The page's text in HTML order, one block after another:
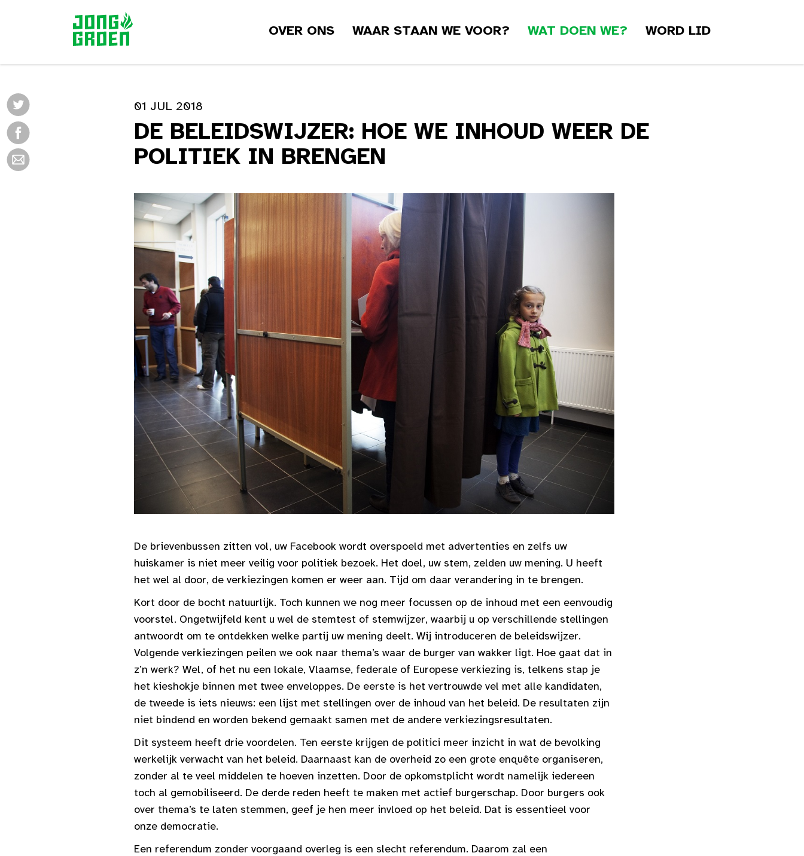
OVER ONS WAAR STAAN WE VOOR? WAT DOEN WE? WORD LID
01 JUL 2018
DE BELEIDSWIJZER: HOE WE INHOUD WEER DE
POLITIEK IN BRENGEN
De brievenbussen zitten vol, uw Facebook wordt overspoeld met advertenties en zelfs uw
huiskamer is niet meer veilig voor politiek bezoek. Het doel, uw stem, zelden uw mening. U heeft
het wel al door, de verkiezingen komen er weer aan. Tijd om daar verandering in te brengen.
Kort door de bocht natuurlijk. Toch kunnen we nog meer focussen op de inhoud met een eenvoudig
voorstel. Ongetwijfeld kent u wel de stemtest of stemwijzer, waarbij u op verschillende stellingen
antwoordt om te ontdekken welke partij uw mening deelt. Wij introduceren de beleidswijzer.
Volgende verkiezingen peilen we ook naar thema’s waar de burger van wakker ligt. Hoe gaat dat in
z’n werk? Wel, of het nu een lokale, Vlaamse, federale of Europese verkiezing is, telkens stap je
het kieshokje binnen met twee enveloppes. De eerste is het vertrouwde vel met alle kandidaten,
de tweede is iets nieuws: een lijst met stellingen over de inhoud van het beleid. De resultaten zijn
niet bindend en worden bekend gemaakt samen met de andere verkiezingsresultaten.
Dit systeem heeft drie voordelen. Ten eerste krijgen de politici meer inzicht in wat de bevolking
werkelijk verwacht van het beleid. Daarnaast kan de overheid zo een grote enquête organiseren,
zonder al te veel middelen te hoeven inzetten. Door de opkomstplicht wordt namelijk iedereen
toch al gemobiliseerd. De derde reden heeft te maken met actief burgerschap. Door burgers ook
over thema’s te laten stemmen, geef je hen meer invloed op het beleid. Dat is essentieel voor
onze democratie.
Een referendum zonder voorgaand overleg is een slecht referendum. Daarom zal een